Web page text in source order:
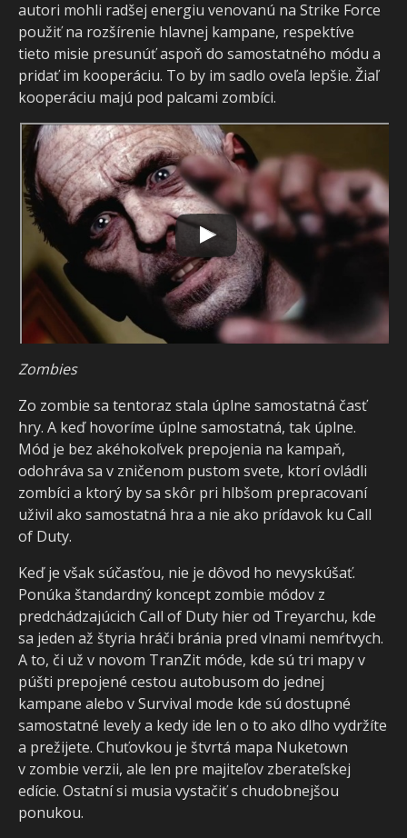
autori mohli radšej energiu venovanú na Strike Force
použiť na rozšírenie hlavnej kampane, respektíve
tieto misie presunúť aspoň do samostatného módu a
pridať im kooperáciu. To by im sadlo oveľa lepšie. Žiaľ
kooperáciu majú pod palcami zombíci.
Zombies
Zo zombie sa tentoraz stala úplne samostatná časť
hry. A keď hovoríme úplne samostatná, tak úplne.
Mód je bez akéhokoľvek prepojenia na kampaň,
odohráva sa v zničenom pustom svete, ktorí ovládli
zombíci a ktorý by sa skôr pri hlbšom prepracovaní
uživil ako samostatná hra a nie ako prídavok ku Call
of Duty.
Keď je však súčasťou, nie je dôvod ho nevyskúšať.
Ponúka štandardný koncept zombie módov z
predchádzajúcich Call of Duty hier od Treyarchu, kde
sa jeden až štyria hráči bránia pred vlnami nemŕtvych.
A to, či už v novom TranZit móde, kde sú tri mapy v
púšti prepojené cestou autobusom do jednej
kampane alebo v Survival mode kde sú dostupné
samostatné levely a kedy ide len o to ako dlho vydržíte
a prežijete. Chuťovkou je štvrtá mapa Nuketown
v zombie verzii, ale len pre majiteľov zberateľskej
edície. Ostatní si musia vystačiť s chudobnejšou
ponukou.